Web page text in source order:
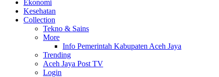
Ekonomi
Kesehatan
Collection
Tekno & Sains
More
Info Pemerintah Kabupaten Aceh Jaya
Trending
Aceh Jaya Post TV
Login